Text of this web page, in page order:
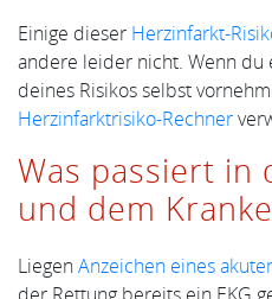
Einige dieser Herzinfarkt-
andere leider nicht. Wenn du
deines Risikos selbst
Herzinfarktrisiko-Rechner
Was passiert in
und dem
LiegenAnzeichen eines